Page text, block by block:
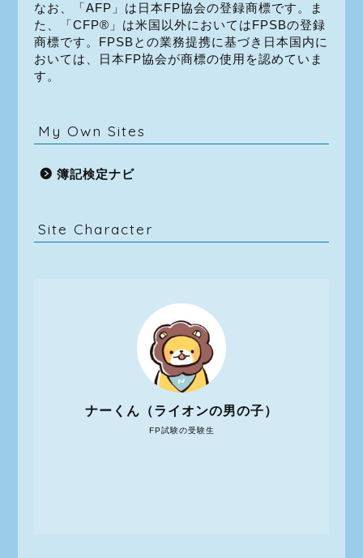
なお、「AFP」は日本FP協会の登録商標です。ま
た、「CFP®」は米国以外においてはFPSBの登録
商標です。FPSBとの業務提携に基づき日本国内に
おいては、日本FP協会が商標の使用を認めていま
す。
My Own Sites
簿記検定ナビ
Site Character
FP試験の受験生
ナーくん（ライオンの男の子）